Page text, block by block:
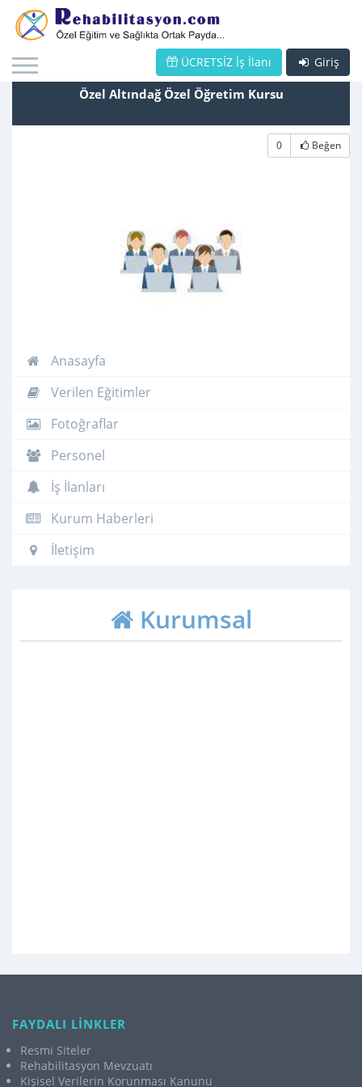
Giriş
ÜCRETSİZ İş İlanı
Özel Altındağ Özel Öğretim Kursu
0 Beğen
Anasayfa
Verilen Eğitimler
Fotoğraflar
Personel
İş İlanları
Kurum Haberleri
İletişim
Kurumsal
FAYDALI LİNKLER
Resmi Siteler
Rehabilitasyon Mevzuatı
Kişisel Verilerin Korunması Kanunu